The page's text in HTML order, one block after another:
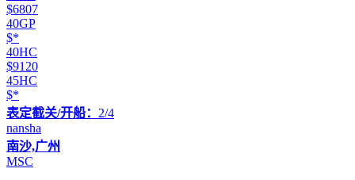
$6807
40GP
$*
40HC
$9120
45HC
$*
表定截关/开船： 2/4
nansha
南沙,广州
MSC